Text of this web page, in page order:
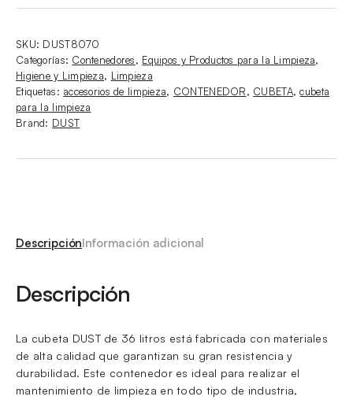
SKU: DUST8070
Categorías: Contenedores, Equipos y Productos para la Limpieza,
Higiene y Limpieza, Limpieza
Etiquetas: accesorios de limpieza, CONTENEDOR, CUBETA,cubeta
para la limpieza
Brand: DUST
DescripciónInformación adicional
Descripción
La cubeta DUST de 36 litros está fabricada con materiales
de alta calidad que garantizan su gran resistencia y
durabilidad. Este contenedor es ideal para realizar el
mantenimiento de limpieza en todo tipo de industria,